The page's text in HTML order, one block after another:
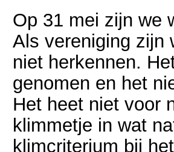
Op 31 mei zijn we
Als vereniging zijn
niet herkennen.
genomen en het
Het heet niet voor
klimmetje in wat
klimcriterium bij